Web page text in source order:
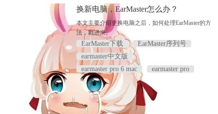
换新电脑，EarMaster怎么办？
本文主要介绍更换电脑之后，如何处理EarMaster的方
法，戳进来。
EarMaster下载
EarMaster序列号
earmaster中文版
earmaster pro 6 mac
earmaster pro